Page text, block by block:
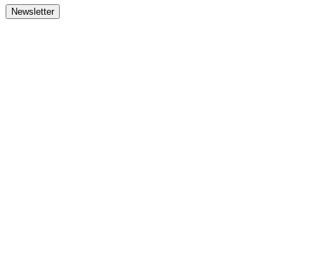
Newsletter